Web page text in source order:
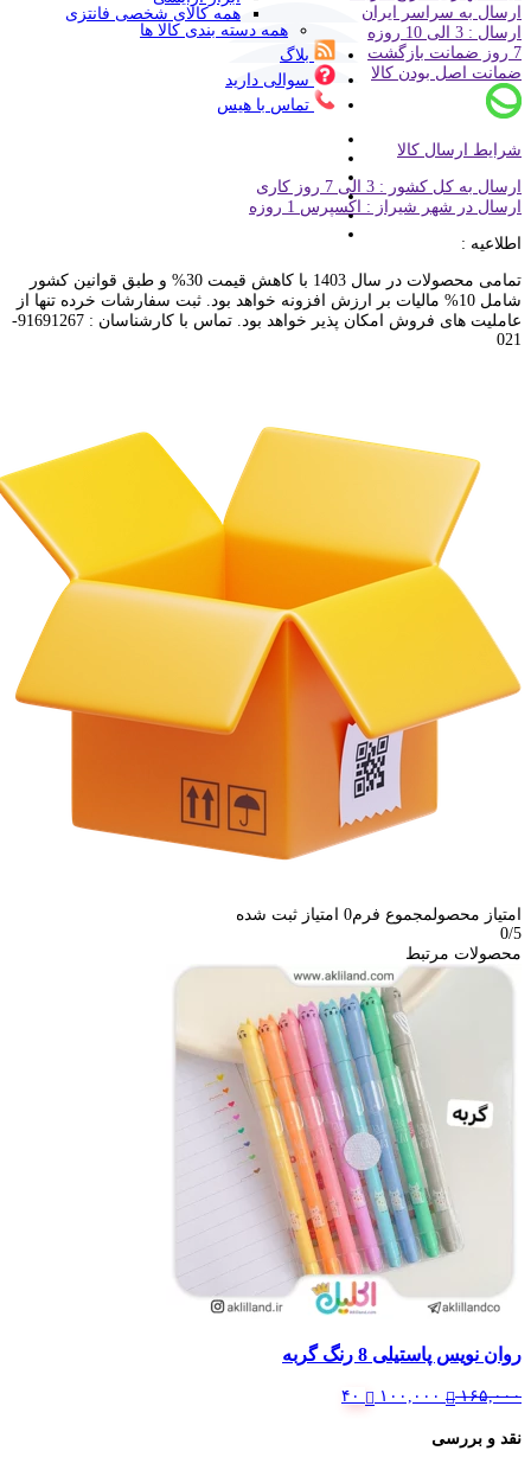
همه کالای شخصی فانتزی
همه دسته بندی کالا ها
بلاگ
سوالی دارید
تماس با هیس
ارسال به سراسر ایران
ارسال : 3 الی 10 روزه
7 روز ضمانت بازگشت
ضمانت اصل بودن کالا
شرایط ارسال کالا
ارسال به کل کشور : 3 الی 7 روز کاری
ارسال در شهر شیراز : اکسپرس 1 روزه
اطلاعیه :
تمامی محصولات در سال 1403 با کاهش قیمت 30% و طبق قوانین کشور
شامل 10% مالیات بر ارزش افزونه خواهد بود. ثبت سفارشات خرده تنها از
عاملیت های فروش امکان پذیر خواهد بود. تماس با کارشناسان : 91691267-
021
امتیاز محصولمجموع فرم0 امتیاز ثبت شده
0/5
محصولات مرتبط
روان نویس پاستیلی 8 رنگ گربه
۱۶۵,۰۰۰
Original
۱۶۵,۰۰۰ تومان.
۱۰۰,۰۰۰
Current
price
۴۰
نقد و بررسی